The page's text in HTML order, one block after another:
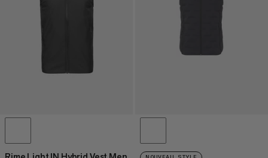
PRIX DÉCROISSANT
NOUVEAUTÉS
ÉVALUATION